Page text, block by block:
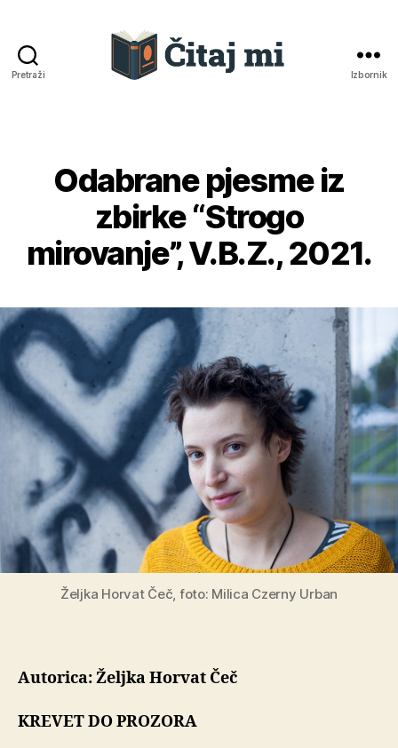
Pretraži Izbornik
Kategorije
Odabrane pjesme iz
zbirke “Strogo
mirovanje”, V.B.Z., 2021.
Željka Horvat Čeč, foto: Milica Czerny Urban
Autorica: Željka Horvat Čeč
KREVET DO PROZORA